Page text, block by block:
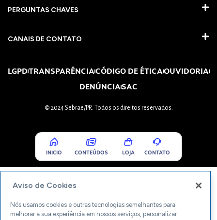
PERGUNTAS CHAVES​
CANAIS DE CONTATO
LGPDTRANSPARÊNCIACÓDIGO DE ÉTICAOUVIDORIA
DENÚNCIASAC
© 2024 Sebrae/PR. Todos os direitos reservados.
INICIO CONTEÚDOS LOJA CONTATO
Aviso de Cookies
Nós usamos cookies e outras tecnologias semelhantes para
melhorar a sua experiência em nossos serviços, personalizar